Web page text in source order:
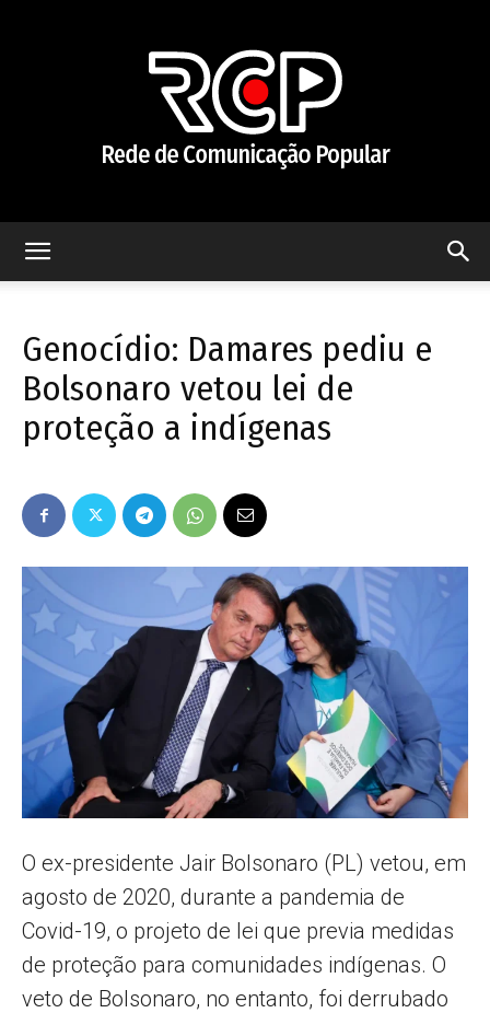
Popular
–
AL
Genocídio: Damares pediu e
Bolsonaro vetou lei de
proteção a indígenas
O ex-presidente Jair Bolsonaro (PL) vetou, em
agosto de 2020, durante a pandemia de
Covid-19, o projeto de lei que previa medidas
de proteção para comunidades indígenas. O
veto de Bolsonaro, no entanto, foi derrubado